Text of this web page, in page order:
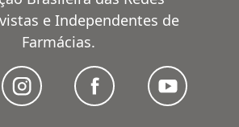
e Independentes de
Farmácias.